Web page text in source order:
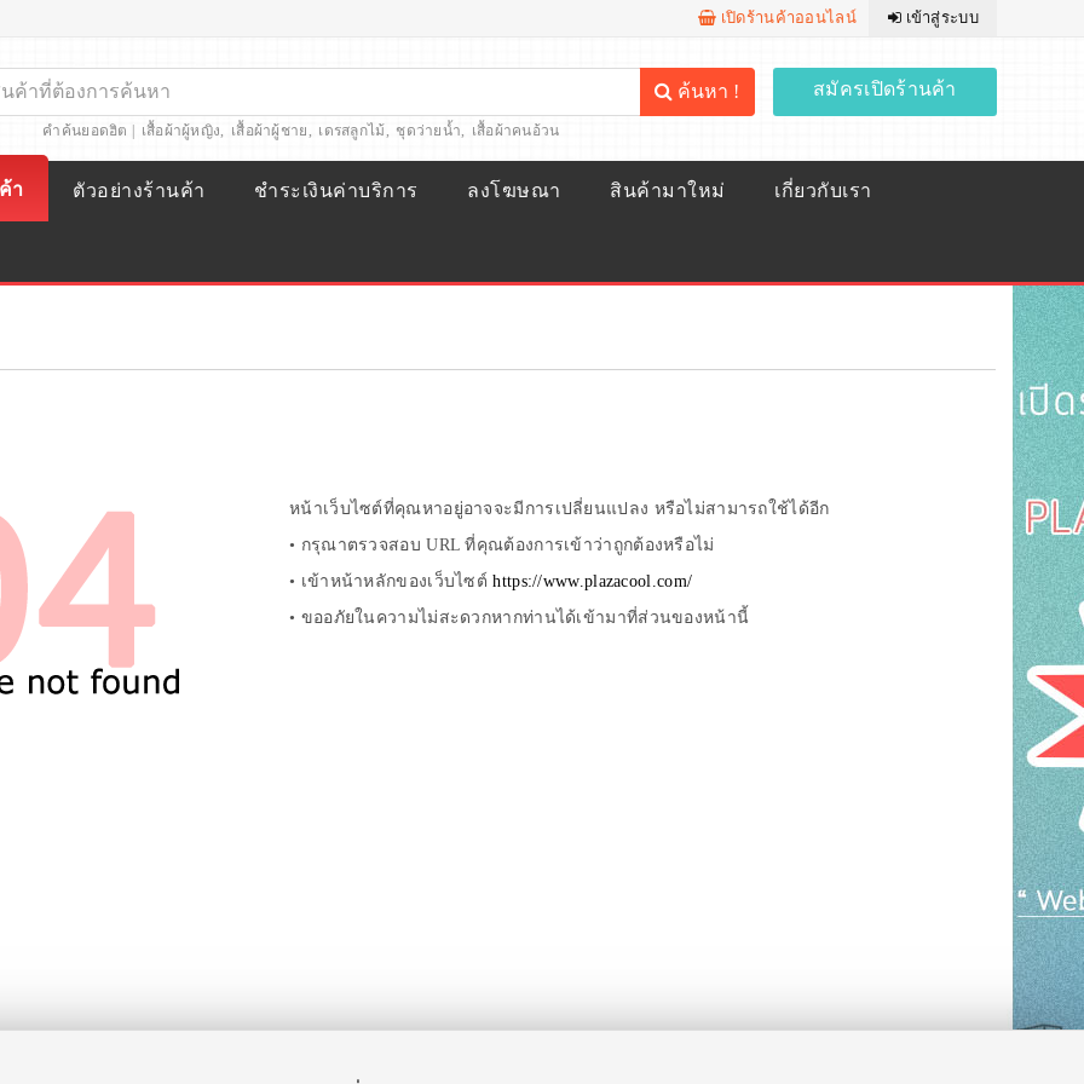
เปิดร้านค้าออนไลน์ เข้าสู่ระบบ
ค้นหา !
คำค้นยอดฮิต | เสื้อผ้าผู้หญิง, เสื้อผ้าผู้ชาย, เดรสลูกไม้, ชุดว่ายน้ำ, เสื้อผ้าคนอ้วน
สมัครเปิดร้านค้า
า ตัวอย่างร้านค้า ชำระเงินค่าบริการ ลงโฆษณา สินค้ามาใหม่ เกี่ยวกับเรา
หน้าเว็บไซต์ที่คุณหาอยู่อาจจะมีการเปลี่ยนแปลง หรือไม่สามารถใช้ได้อีก
• กรุณาตรวจสอบ URL ที่คุณต้องการเข้าว่าถูกต้องหรือไม่
• เข้าหน้าหลักของเว็บไซต์https://www.plazacool.com/
• ขออภัยในความไม่สะดวกหากท่านได้เข้ามาที่ส่วนของหน้านี้